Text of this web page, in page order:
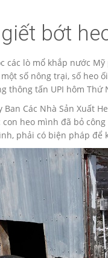
giết bớt
các lò mổ khắp nước
số nông trại, số
thông tấn UPI hôm Thứ
Các Nhà Sản Xuất
con heo mình đã bỏ
phải có biện pháp